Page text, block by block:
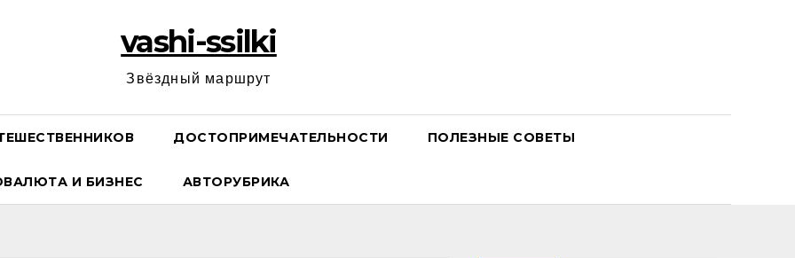
vashi-ssilki
Звёздный маршрут
ДОСТОПРИМЕЧАТЕЛЬНОСТИ ПОЛЕЗНЫЕ СОВЕТЫ
И БИЗНЕС АВТОРУБРИКА